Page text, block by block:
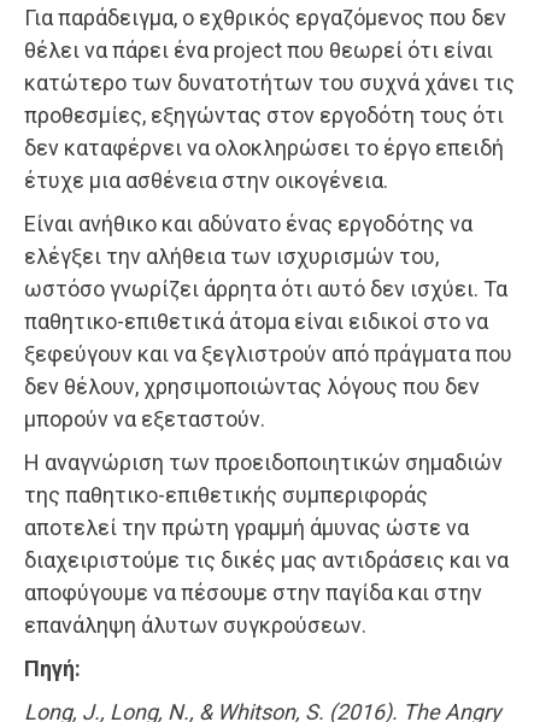
Για παράδειγμα, ο εχθρικός εργαζόμενος που δεν
θέλει να πάρει ένα project που θεωρεί ότι είναι
κατώτερο των δυνατοτήτων του συχνά χάνει τις
προθεσμίες, εξηγώντας στον εργοδότη τους ότι
δεν καταφέρνει να ολοκληρώσει το έργο επειδή
έτυχε μια ασθένεια στην οικογένεια.
Είναι ανήθικο και αδύνατο ένας εργοδότης να
ελέγξει την αλήθεια των ισχυρισμών του,
ωστόσο γνωρίζει άρρητα ότι αυτό δεν ισχύει. Τα
παθητικο-επιθετικά άτομα είναι ειδικοί στο να
ξεφεύγουν και να ξεγλιστρούν από πράγματα που
δεν θέλουν, χρησιμοποιώντας λόγους που δεν
μπορούν να εξεταστούν.
Η αναγνώριση των προειδοποιητικών σημαδιών
της παθητικο-επιθετικής συμπεριφοράς
αποτελεί την πρώτη γραμμή άμυνας ώστε να
διαχειριστούμε τις δικές μας αντιδράσεις και να
αποφύγουμε να πέσουμε στην παγίδα και στην
επανάληψη άλυτων συγκρούσεων.
Πηγή:
Long, J., Long, N., & Whitson, S. (2016). The Angry